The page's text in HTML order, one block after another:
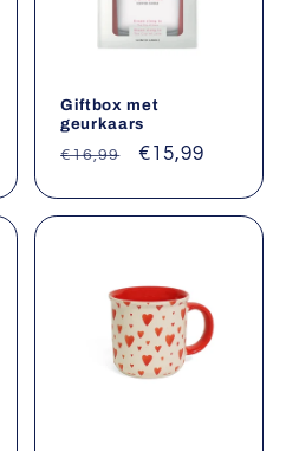
Giftbox met
geurkaars
Normale
€16,99 €15,99